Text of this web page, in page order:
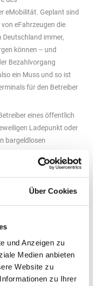
Über Cookies
und Anzeigen zu
Medien anbieten
Website zu
zu Ihrer
eMobilität. Geplant sind
eFahrzeugen die
Deutschland immer,
können – und
Bezahlvorgang
ein Muss und so ist
für den Betreiber
eines öffentlich
Ladepunkt oder
bargeldlosen
mindestens mittels
anzubieten.“
Paymentanbieters für
das: „Ein
ist, den der Kunde bei
Einkaufen gewohnt ist.”
Bezahlen
alle gängigen Karten